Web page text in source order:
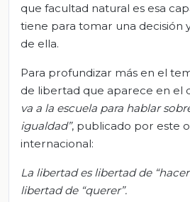
que facultad natural es esa
tiene para tomar una decisión
de ella.
Para profundizar más en el
de libertad que aparece en el
va a la escuela para hablar
igualdad”, publicado por este
internacional:
La libertad es libertad de
libertad de “querer”.